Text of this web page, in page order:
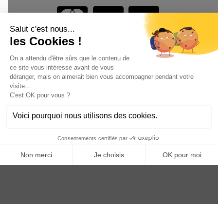
Vous êtes un professionnel ?
Anoq bénéficie du soutien financier de la région Hauts de